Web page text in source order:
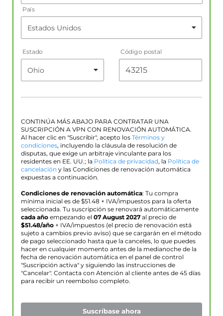
País
Estado Código postal
CONTINÚA MÁS ABAJO PARA CONTRATAR UNA
SUSCRIPCIÓN A VPN CON RENOVACIÓN AUTOMÁTICA.
Al hacer clic en "Suscribir", acepto los Términos y
condiciones, incluyendo la cláusula de resolución de
disputas, que exige un arbitraje vinculante para los
residentes en EE. UU.; la Política de privacidad, la Política de
cancelación y las Condiciones de renovación automática
expuestas a continuación.
Condiciones de renovación automática: Tu compra
mínima inicial es de $51.48 + IVA/impuestos para la oferta
seleccionada. Tu suscripción se renovará automáticamente
cada año empezando el 07 August 2027 al precio de
$51.48/año + IVA/impuestos (el precio de renovación está
sujeto a cambios previo aviso) que se cargarán en el método
de pago seleccionado hasta que la canceles, lo que puedes
hacer en cualquier momento antes de la medianoche de la
fecha de renovación automática en el panel de control
"Suscripción activa" y siguiendo las instrucciones de
"Cancelar". Contacta con Atención al cliente antes de 45 días
para recibir un reembolso completo.
Suscríbase ahora